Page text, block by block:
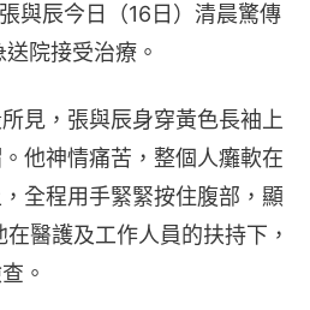
與辰今日（16日）清晨驚傳
院接受治療。
見，張與辰身穿黃色長袖上
他神情痛苦，整個人癱軟在
全程用手緊緊按住腹部，顯
醫護及工作人員的扶持下，
。